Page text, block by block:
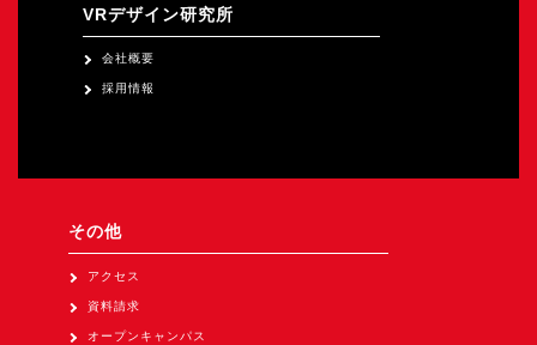
VRデザイン研究所
会社概要
採用情報
その他
アクセス
資料請求
オープンキャンパス